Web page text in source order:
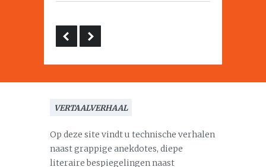
VERTAALVERHAAL
Op deze site vindt u technische verhalen
naast grappige anekdotes, diepe
literaire bespiegelingen naast